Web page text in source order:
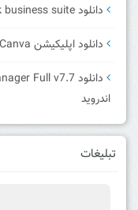
دانلود facebook business suite مدیریت پیج اینستاگرام
دانلود اپلیکیشن Canva برای اندروید نسخه 2.139.0
اندروید
تبلیغات